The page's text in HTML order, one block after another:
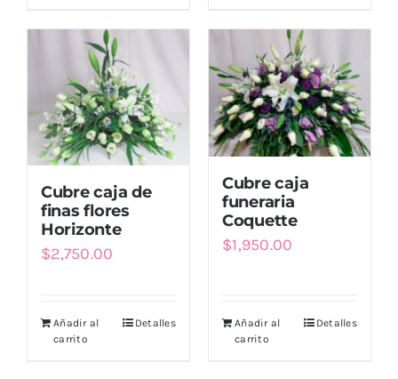
Cubre caja de
finas flores
Horizonte
$2,750.00
Añadir al
carrito
Detalles
Cubre caja
funeraria
Coquette
$1,950.00
Añadir al
carrito
Detalles